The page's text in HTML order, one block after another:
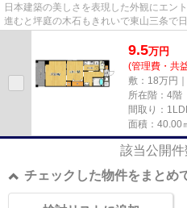
日本建築の美しさを表現した外観にエン
進むと坪庭の木石もきれいで東山三条で
9.5万円
(管理費・共
敷：18万円
所在階：4階
間取り：
面積：40.00
該当公開件
チェックした物件をまとめ